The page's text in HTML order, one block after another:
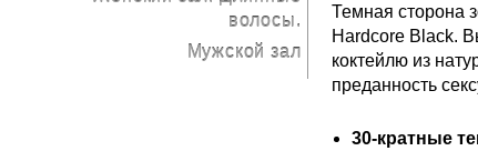
волосы.
Мужской зал
Темная сторона
Hardcore Black.
коктейлю из
преданность
30-кратные